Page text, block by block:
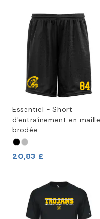
Essentiel - Short
d'entraînement en maille
brodée
20,83 £